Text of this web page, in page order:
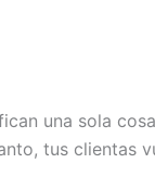
una sola
tus clientas